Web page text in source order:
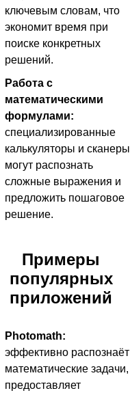
ключевым словам, что
экономит время при
поиске конкретных
решений.
Работа с
математическими
формулами:
специализированные
калькуляторы и сканеры
могут распознать
сложные выражения и
предложить пошаговое
решение.
Примеры
популярных
приложений
Photomath:
эффективно распознаёт
математические задачи,
предоставляет